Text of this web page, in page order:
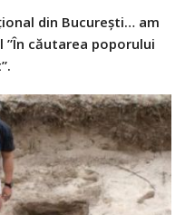
din București… am
căutarea poporului